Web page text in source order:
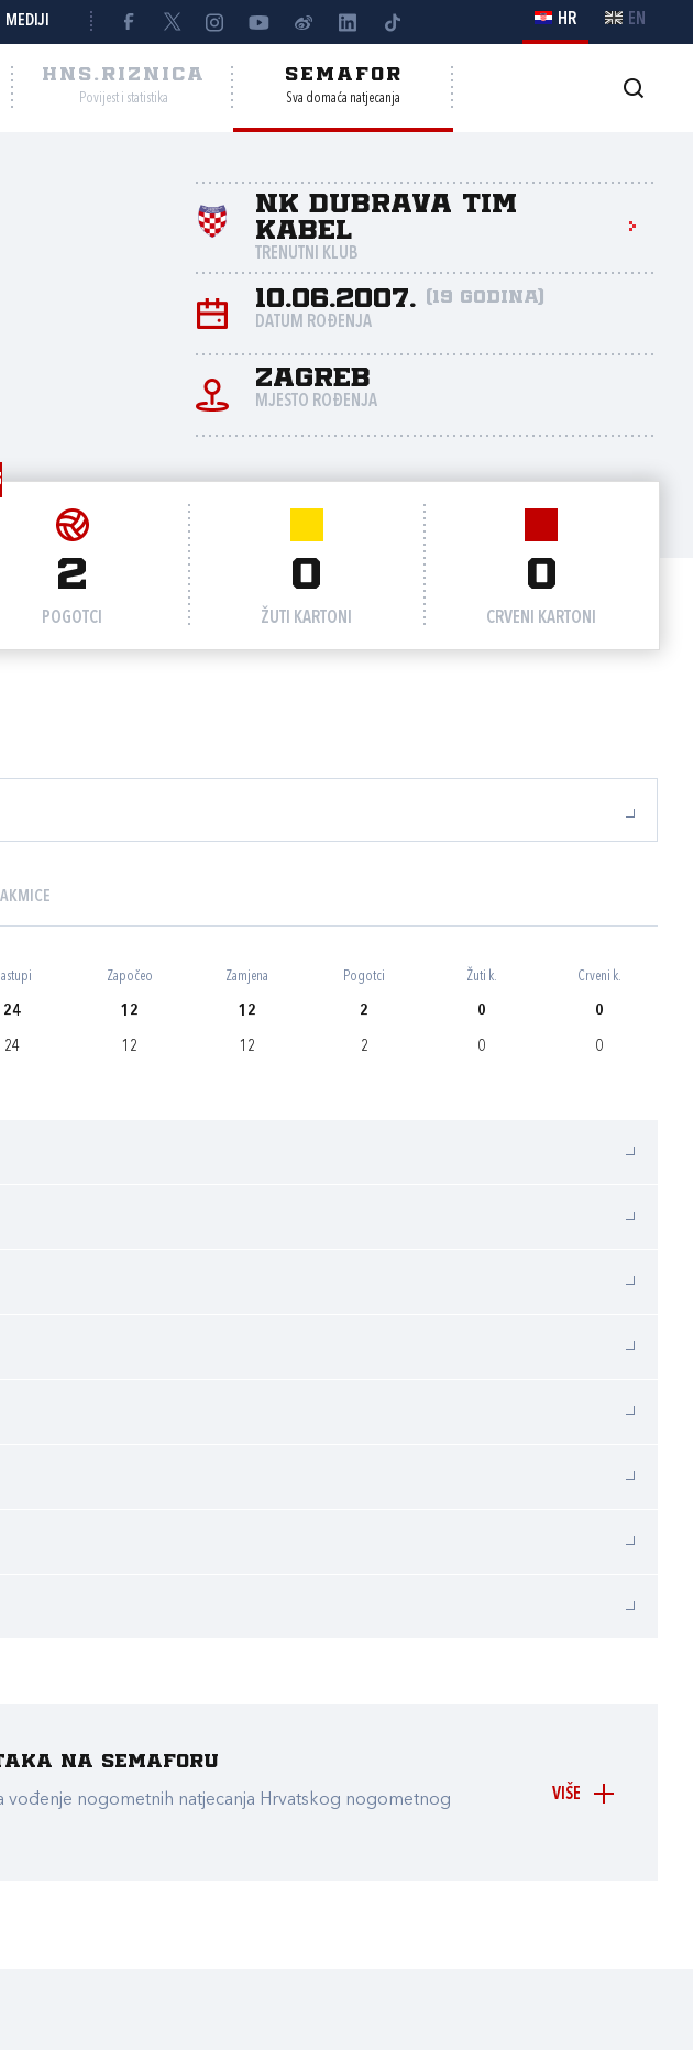
MEDIJI HR EN
HNS.RIZNICA
Povijest i statistika
SEMAFOR
Sva domaća natjecanja
NK Dubrava Tim
Kabel
TRENUTNI KLUB
10.06.2007. (19 godina)
DATUM ROĐENJA
Zagreb
MJESTO ROĐENJA
2
POGOTCI
0
ŽUTI KARTONI
0
CRVENI KARTONI
Započeo Zamjena Pogotci Žuti k. Crveni k.
24 12 12 2 0 0
24 12 12 2 0 0
VIŠE
na Semaforu
nogometnih natjecanja Hrvatskog nogometnog